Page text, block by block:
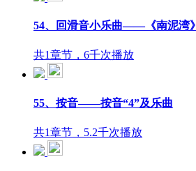
54、回滑音小乐曲——《南泥湾》
共1章节，6千次播放
55、按音——按音“4”及乐曲
共1章节，5.2千次播放